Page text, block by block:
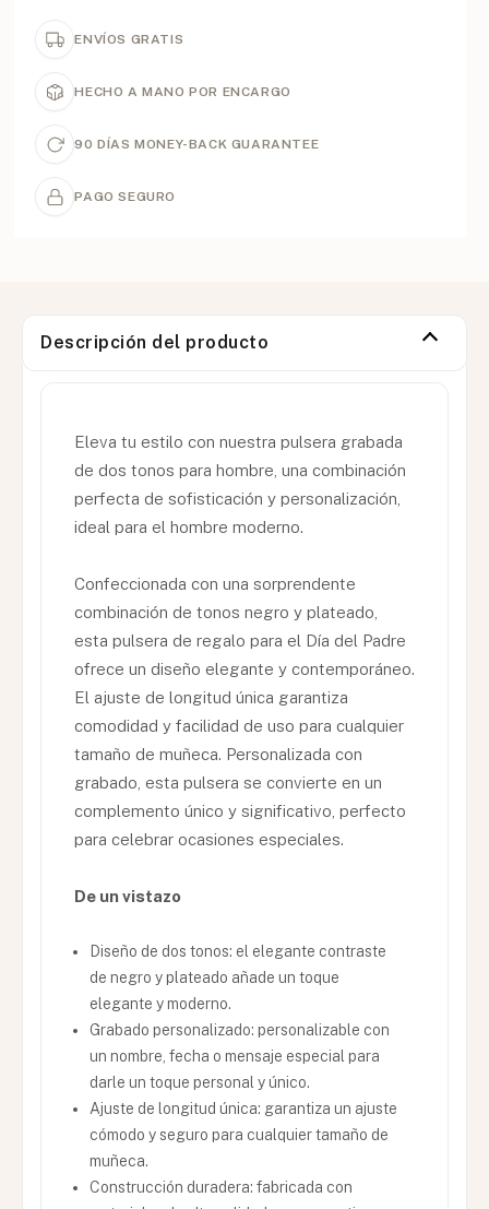
ENVÍOS GRATIS
HECHO A MANO POR ENCARGO
90 DÍAS MONEY-BACK GUARANTEE
PAGO SEGURO
Descripción del producto
Eleva tu estilo con nuestra pulsera grabada
de dos tonos para hombre, una combinación
perfecta de sofisticación y personalización,
ideal para el hombre moderno.
Confeccionada con una sorprendente
combinación de tonos negro y plateado,
esta pulsera de regalo para el Día del Padre
ofrece un diseño elegante y contemporáneo.
El ajuste de longitud única garantiza
comodidad y facilidad de uso para cualquier
tamaño de muñeca. Personalizada con
grabado, esta pulsera se convierte en un
complemento único y significativo, perfecto
para celebrar ocasiones especiales.
De un vistazo
Diseño de dos tonos: el elegante contraste
de negro y plateado añade un toque
elegante y moderno.
Grabado personalizado: personalizable con
un nombre, fecha o mensaje especial para
darle un toque personal y único.
Ajuste de longitud única: garantiza un ajuste
cómodo y seguro para cualquier tamaño de
muñeca.
Construcción duradera: fabricada con